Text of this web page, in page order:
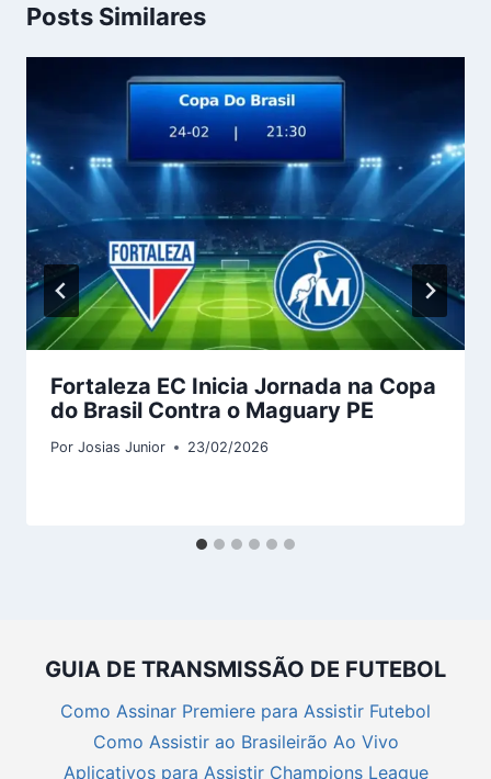
Posts Similares
Fortaleza EC Inicia Jornada na Copa
do Brasil Contra o Maguary PE
Por Josias Junior 23/02/2026
GUIA DE TRANSMISSÃO DE FUTEBOL
Como Assinar Premiere para Assistir Futebol
Como Assistir ao Brasileirão Ao Vivo
Aplicativos para Assistir Champions League